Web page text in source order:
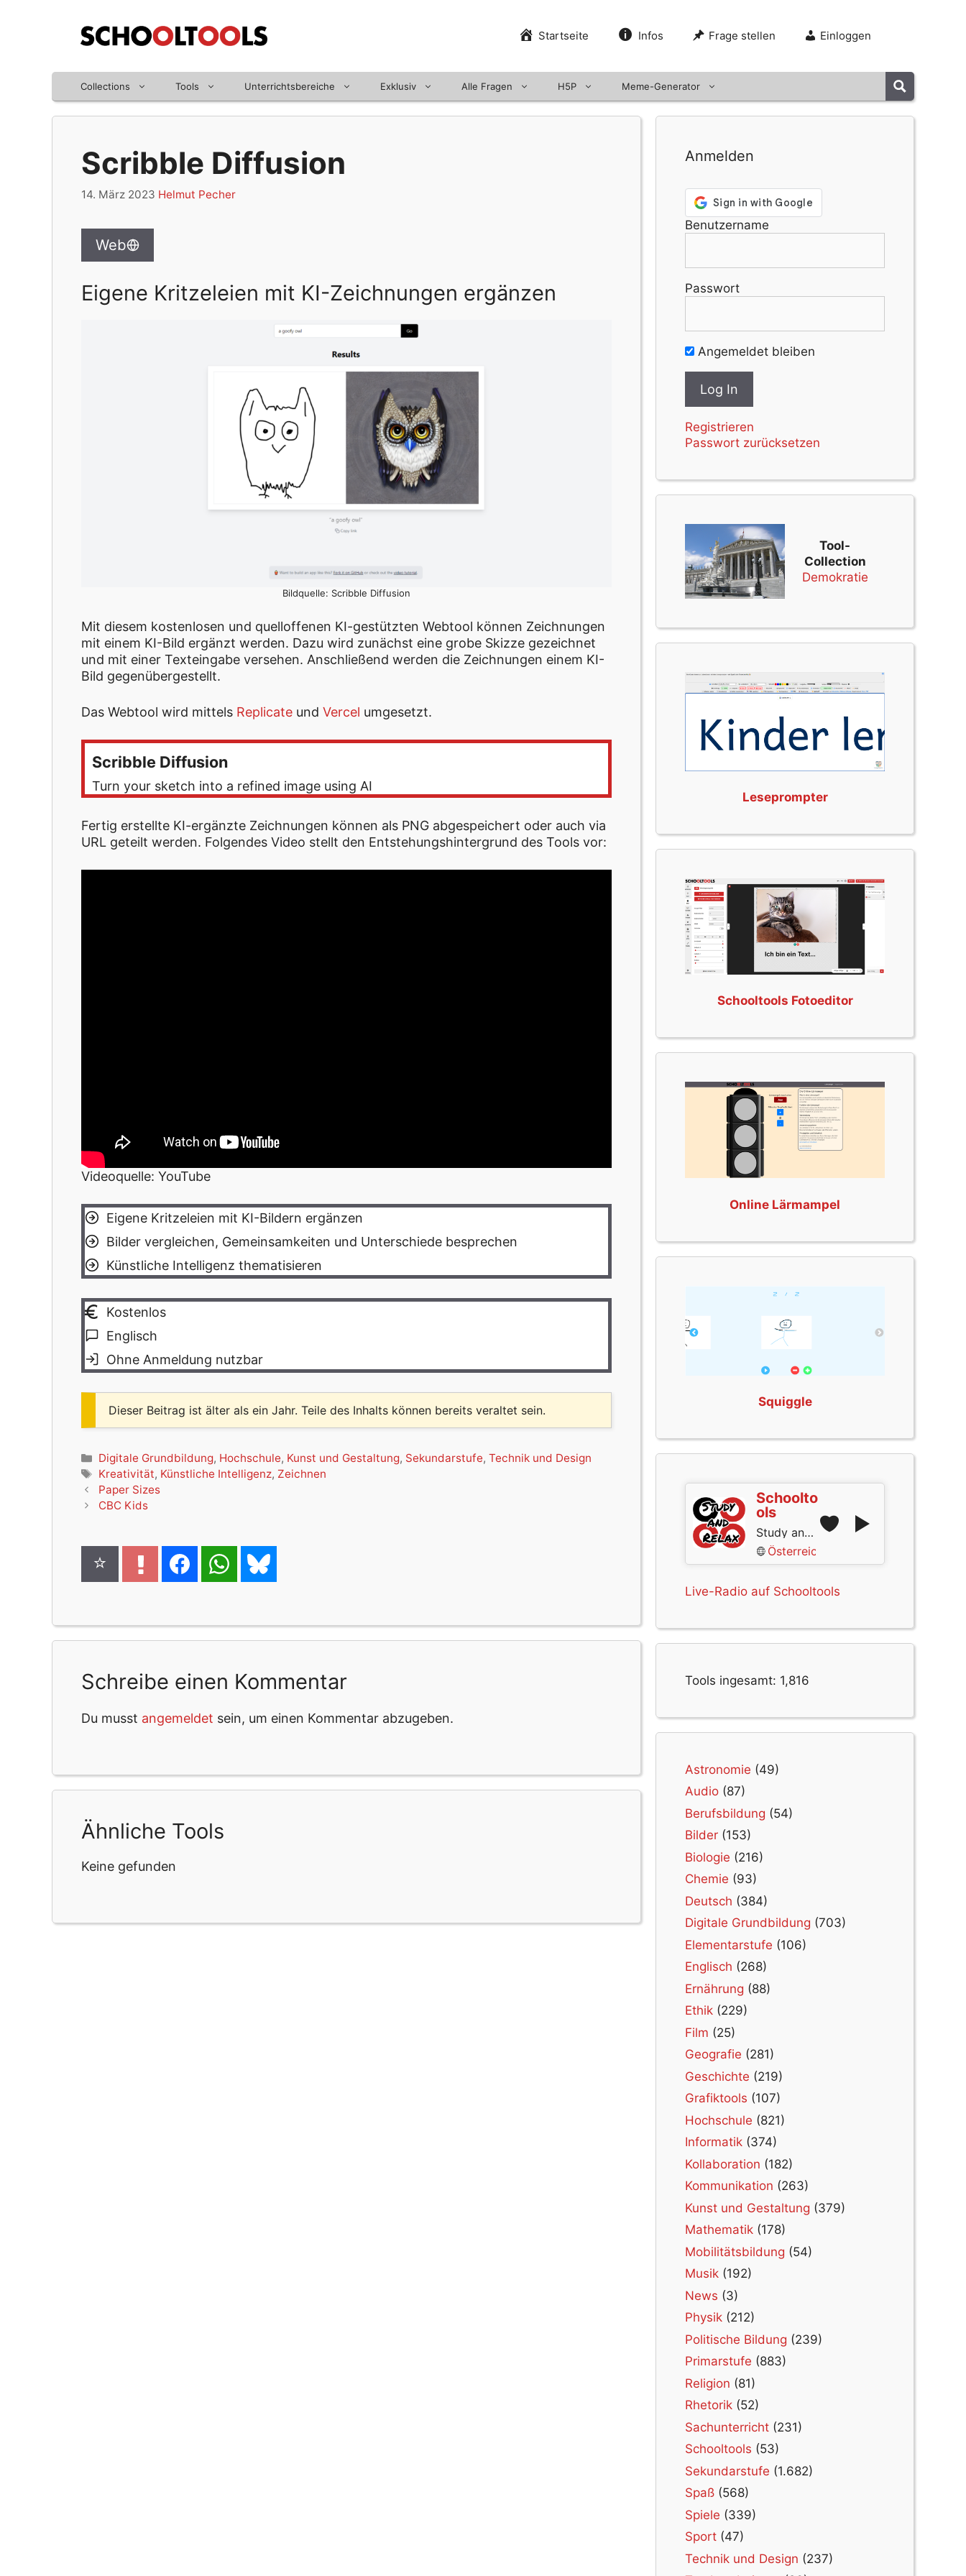
Startseite Infos Frage stellen Einloggen
Collections Tools Unterrichtsbereiche Exklusiv Alle Fragen H5P Meme-Generator
Scribble Diffusion
14. März 2023 Helmut Pecher
Web
Eigene Kritzeleien mit KI-Zeichnungen ergänzen
Bildquelle: Scribble Diffusion
Mit diesem kostenlosen und quelloffenen KI-gestützten Webtool können Zeichnungen
mit einem KI-Bild ergänzt werden. Dazu wird zunächst eine grobe Skizze gezeichnet
und mit einer Texteingabe versehen. Anschließend werden die Zeichnungen einem KI-
Bild gegenübergestellt.
Das Webtool wird mittels Replicate und Vercel umgesetzt.
Scribble Diffusion
Turn your sketch into a refined image using AI
Fertig erstellte KI-ergänzte Zeichnungen können als PNG abgespeichert oder auch via
URL geteilt werden. Folgendes Video stellt den Entstehungshintergrund des Tools vor:
Videoquelle: YouTube
Eigene Kritzeleien mit KI-Bildern ergänzen
Bilder vergleichen, Gemeinsamkeiten und Unterschiede besprechen
Künstliche Intelligenz thematisieren
Kostenlos
Englisch
Ohne Anmeldung nutzbar
Dieser Beitrag ist älter als ein Jahr. Teile des Inhalts können bereits veraltet sein.
Kategorien
Digitale Grundbildung, Hochschule, Kunst und Gestaltung, Sekundarstufe,Technik und Design
Schlagwörter
Kreativität, Künstliche Intelligenz, Zeichnen
Paper Sizes
CBC Kids
Schreibe einen Kommentar
Du musst angemeldet sein, um einen Kommentar abzugeben.
Ähnliche Tools
Keine gefunden
Anmelden
Benutzername
Passwort
Angemeldet bleiben
Registrieren
Passwort zurücksetzen
Tool-
Collection
Demokratie
Leseprompter
Schooltools Fotoeditor
Online Lärmampel
Squiggle
Schoolto
ols
Study and Relax
Österreich
Live-Radio auf Schooltools
Tools ingesamt: 1,816
Astronomie (49)
Audio (87)
Berufsbildung (54)
Bilder (153)
Biologie (216)
Chemie (93)
Deutsch (384)
Digitale Grundbildung (703)
Elementarstufe (106)
Englisch (268)
Ernährung (88)
Ethik (229)
Film (25)
Geografie (281)
Geschichte (219)
Grafiktools (107)
Hochschule (821)
Informatik (374)
Kollaboration (182)
Kommunikation (263)
Kunst und Gestaltung (379)
Mathematik (178)
Mobilitätsbildung (54)
Musik (192)
News (3)
Physik (212)
Politische Bildung (239)
Primarstufe (883)
Religion (81)
Rhetorik (52)
Sachunterricht (231)
Schooltools (53)
Sekundarstufe (1.682)
Spaß (568)
Spiele (339)
Sport (47)
Technik und Design (237)